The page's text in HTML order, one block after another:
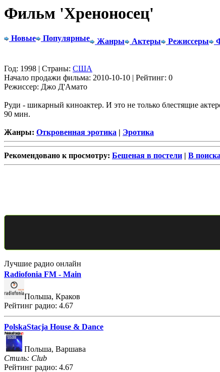
Фильм 'Хреноносец'
Новые Популярные Жанры Актеры Режиссеры
Год: 1998 | Страны: США
Начало продажи фильма: 2010-10-10 | Рейтинг: 0
Режиссер: Джо Д'Амато
Руди - шикарный киноактер. И это не только блестящие
90 мин.
Жанры: Откровенная эротика | Эротика
Рекомендовано к просмотру: Бешеная в постели | В
Лучшие радио онлайн
Radiofonia FM - Main
Польша, Краков
Рейтинг радио: 4.67
PolskaStacja House & Dance
Польша, Варшава
Стиль: Club
Рейтинг радио: 4.67